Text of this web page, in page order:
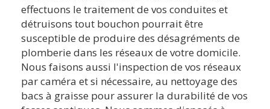
effectuons le traitement de vos conduites et
détruisons tout bouchon pourrait être
susceptible de produire des désagréments de
plomberie dans les réseaux de votre domicile.
Nous faisons aussi l'inspection de vos réseaux
par caméra et si nécessaire, au nettoyage des
bacs à graisse pour assurer la durabilité de vos